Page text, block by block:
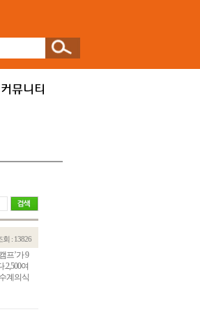
회 : 13826
프’가 9
여
계의식